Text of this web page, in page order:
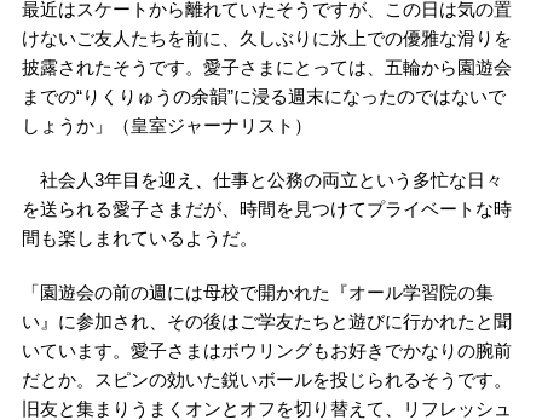
最近はスケートから離れていたそうですが、この日は気の置
けないご友人たちを前に、久しぶりに氷上での優雅な滑りを
披露されたそうです。愛子さまにとっては、五輪から園遊会
までの“りくりゅうの余韻”に浸る週末になったのではないで
しょうか」（皇室ジャーナリスト）
社会人3年目を迎え、仕事と公務の両立という多忙な日々
を送られる愛子さまだが、時間を見つけてプライベートな時
間も楽しまれているようだ。
「園遊会の前の週には母校で開かれた『オール学習院の集
い』に参加され、その後はご学友たちと遊びに行かれたと聞
いています。愛子さまはボウリングもお好きでかなりの腕前
だとか。スピンの効いた鋭いボールを投じられるそうです。
旧友と集まりうまくオンとオフを切り替えて、リフレッシュ